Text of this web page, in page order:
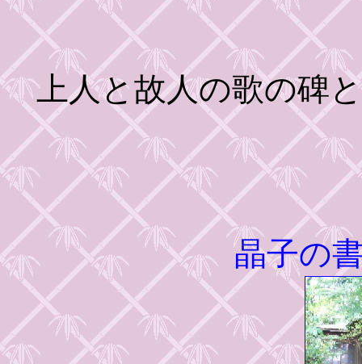
上人と故人の歌の碑
晶子の